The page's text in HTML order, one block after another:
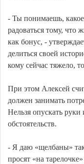
- Ты понимаешь, какое
радоваться тому,
как бонус, -
делиться своей
кому сейчас тяжело,
При этом Алексей
должен занимать
Нельзя опускать руки
обстоятельств.
- Я даю «щелбаны»
просят «на